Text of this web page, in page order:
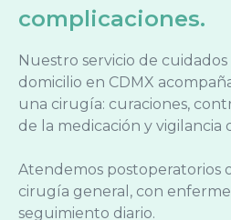
complicaciones.
Nuestro servicio de
domicilio en CDMX
una cirugía: curaciones,
de la medicación y vigilancia
Atendemos postoperatorios
cirugía general, con
seguimiento diario.